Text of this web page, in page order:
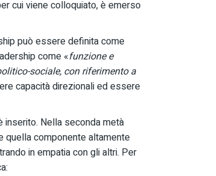
cui viene colloquiato, è emerso
può essere definita come
come «funzione e
sociale, con riferimento a
capacità direzionali ed essere
inserito. Nella seconda metà
quella componente altamente
in empatia con gli altri. Per